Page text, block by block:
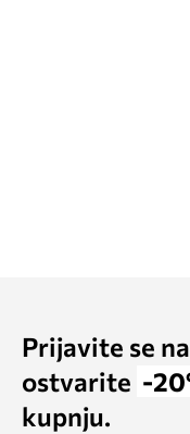
Prijavite se
ostvarite -
kupnju.